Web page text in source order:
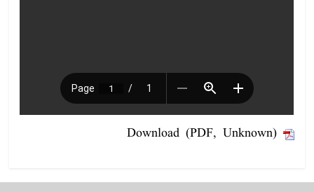
Download (PDF, Unknown)